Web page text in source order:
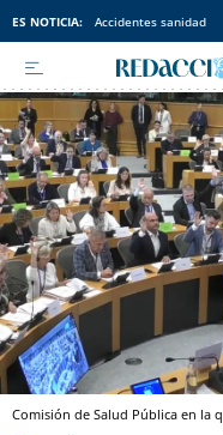
ES NOTICIA: Accidentes sanidad
Comisión de Salud Pública en la